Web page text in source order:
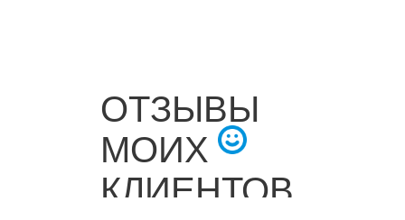
ОТЗЫВЫ
МОИХ
КЛИЕНТОВ